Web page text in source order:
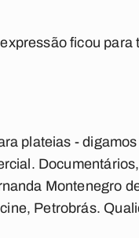
ficou para
plateias -
Montenegro
Petrobrás.